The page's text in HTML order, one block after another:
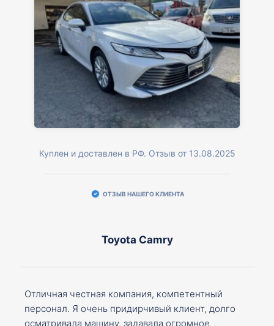
Куплен и доставлен в РФ. Отзыв от 13.08.2025
ОТЗЫВ НАШЕГО КЛИЕНТА
Toyota Camry
Отличная честная компания, компетентный
персонал. Я очень придирчивый клиент, долго
осматривала машину, задавала огромное